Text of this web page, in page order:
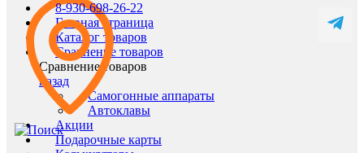
8-930-698-26-22
Главная страница
Каталог товаров
Сравнение товаров
Сравнение товаров
назад
Самогонные аппараты
Автоклавы
Акции
Подарочные карты